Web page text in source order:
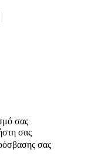
σας
σας
σας